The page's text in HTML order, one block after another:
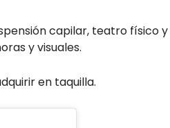
capilar, teatro físico y
y visuales.
en taquilla.